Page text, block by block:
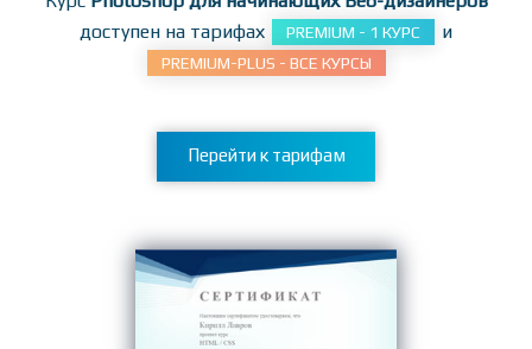
доступен на тарифах
PREMIUM - 1 КУРС и
PREMIUM-PLUS - ВСЕ КУРСЫ
Перейти к тарифам